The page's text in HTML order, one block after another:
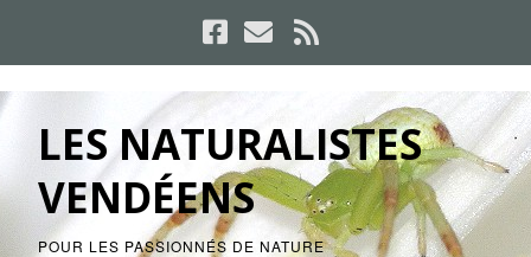
LES NATURALISTES
VENDÉENS
POUR LES PASSIONNÉS DE NATURE